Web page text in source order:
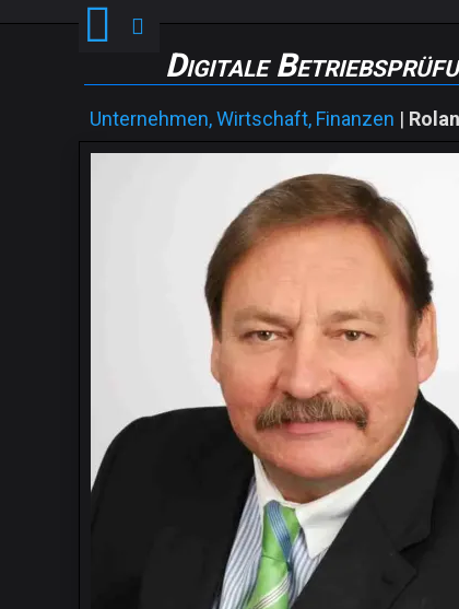
Digitale
Unternehmen, Wirtschaft, Finanzen |